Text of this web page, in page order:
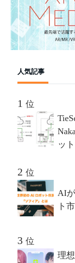
人気記事
位
ッ
位
AI
ト
位
理